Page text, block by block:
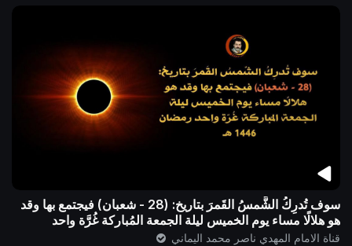
سوف تُدرِكُ الشَّمسُ القَمرَ بتاريخ: (28 - شعبان) فيجتمع بها وقد
هو هلالًا مساء يوم الخميس ليلة الجمعة المُباركة غُرَّة واحد
رمضان 1446 هـ .
قناة الامام المهدي ناصر محمد اليماني